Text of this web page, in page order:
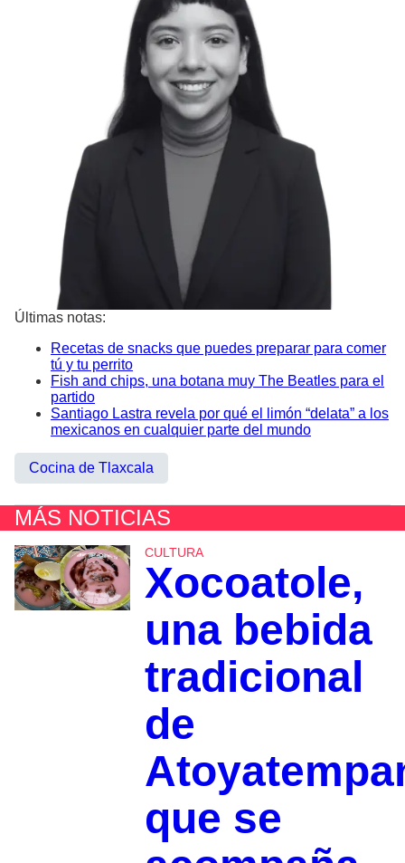
Últimas notas:
Recetas de snacks que puedes preparar para comer
tú y tu perrito
Fish and chips, una botana muy The Beatles para el
partido
Santiago Lastra revela por qué el limón “delata” a los
mexicanos en cualquier parte del mundo
Cocina de Tlaxcala
MÁS NOTICIAS
CULTURA
Xocoatole,
una bebida
tradicional
de
que se